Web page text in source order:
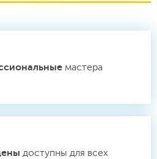
мастера
доступны для всех